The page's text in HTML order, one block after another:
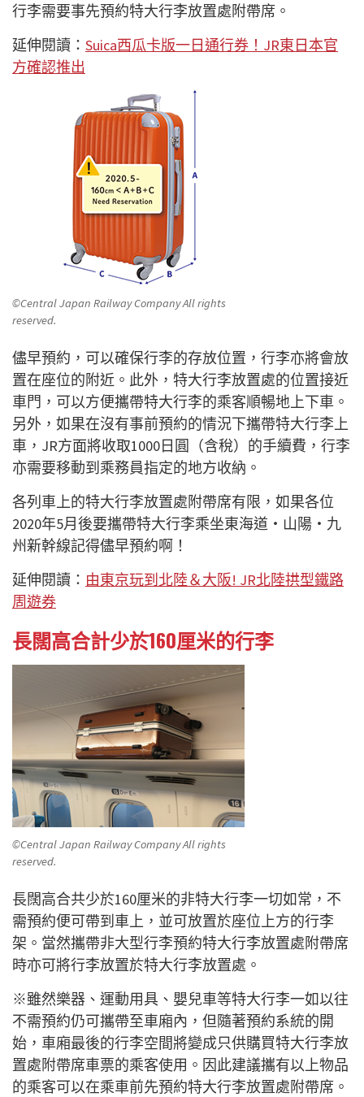
行李需要事先預約特大行李放置處附帶席。
延伸閱讀： Suica西瓜卡版一日通行券！JR東日本官
方確認推出
©Central Japan Railway Company All rights
reserved.
儘早預約，可以確保行李的存放位置，行李亦將會放
置在座位的附近。此外，特大行李放置處的位置接近
車門，可以方便攜帶特大行李的乘客順暢地上下車。
另外，如果在沒有事前預約的情況下攜帶特大行李上
車，JR方面將收取1000日圓（含稅）的手續費，行李
亦需要移動到乘務員指定的地方收納。
各列車上的特大行李放置處附帶席有限，如果各位
2020年5月後要攜帶特大行李乘坐東海道・山陽・九
州新幹線記得儘早預約啊！
延伸閱讀： 由東京玩到北陸＆大阪! JR北陸拱型鐵路
周遊券
長闊高合計少於160厘米的行李
©Central Japan Railway Company All rights
reserved.
長闊高合共少於160厘米的非特大行李一切如常，不
需預約便可帶到車上，並可放置於座位上方的行李
架。當然攜帶非大型行李預約特大行李放置處附帶席
時亦可將行李放置於特大行李放置處。
※雖然樂器、運動用具、嬰兒車等特大行李一如以往
不需預約仍可攜帶至車廂內，但隨著預約系統的開
始，車廂最後的行李空間將變成只供購買特大行李放
置處附帶席車票的乘客使用。因此建議攜有以上物品
的乘客可以在乘車前先預約特大行李放置處附帶席。